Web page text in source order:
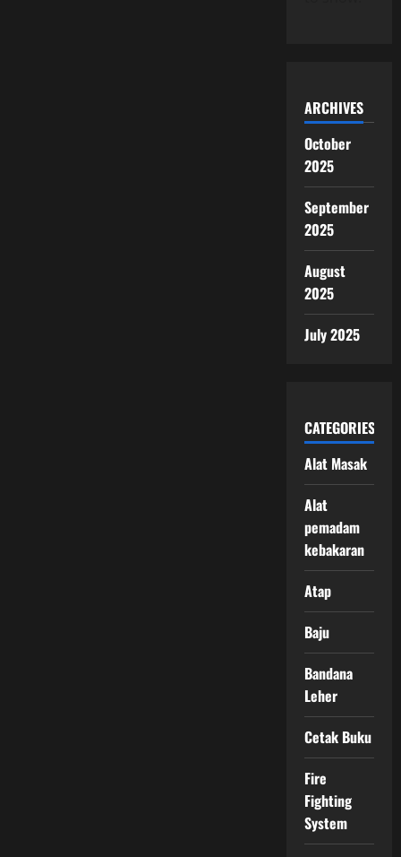
ARCHIVES
October
2025
September
2025
August
2025
July 2025
CATEGORIES
Alat Masak
Alat
pemadam
kebakaran
Atap
Baju
Bandana
Leher
Cetak Buku
Fire
Fighting
System